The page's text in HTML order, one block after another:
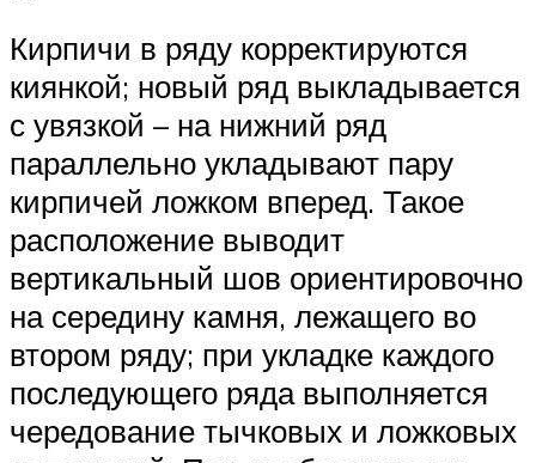
Кирпичи в ряду корректируются
киянкой; новый ряд выкладывается
с увязкой – на нижний ряд
параллельно укладывают пару
кирпичей ложком вперед. Такое
расположение выводит
вертикальный шов ориентировочно
на середину камня, лежащего во
втором ряду; при укладке каждого
последующего ряда выполняется
чередование тычковых и ложковых